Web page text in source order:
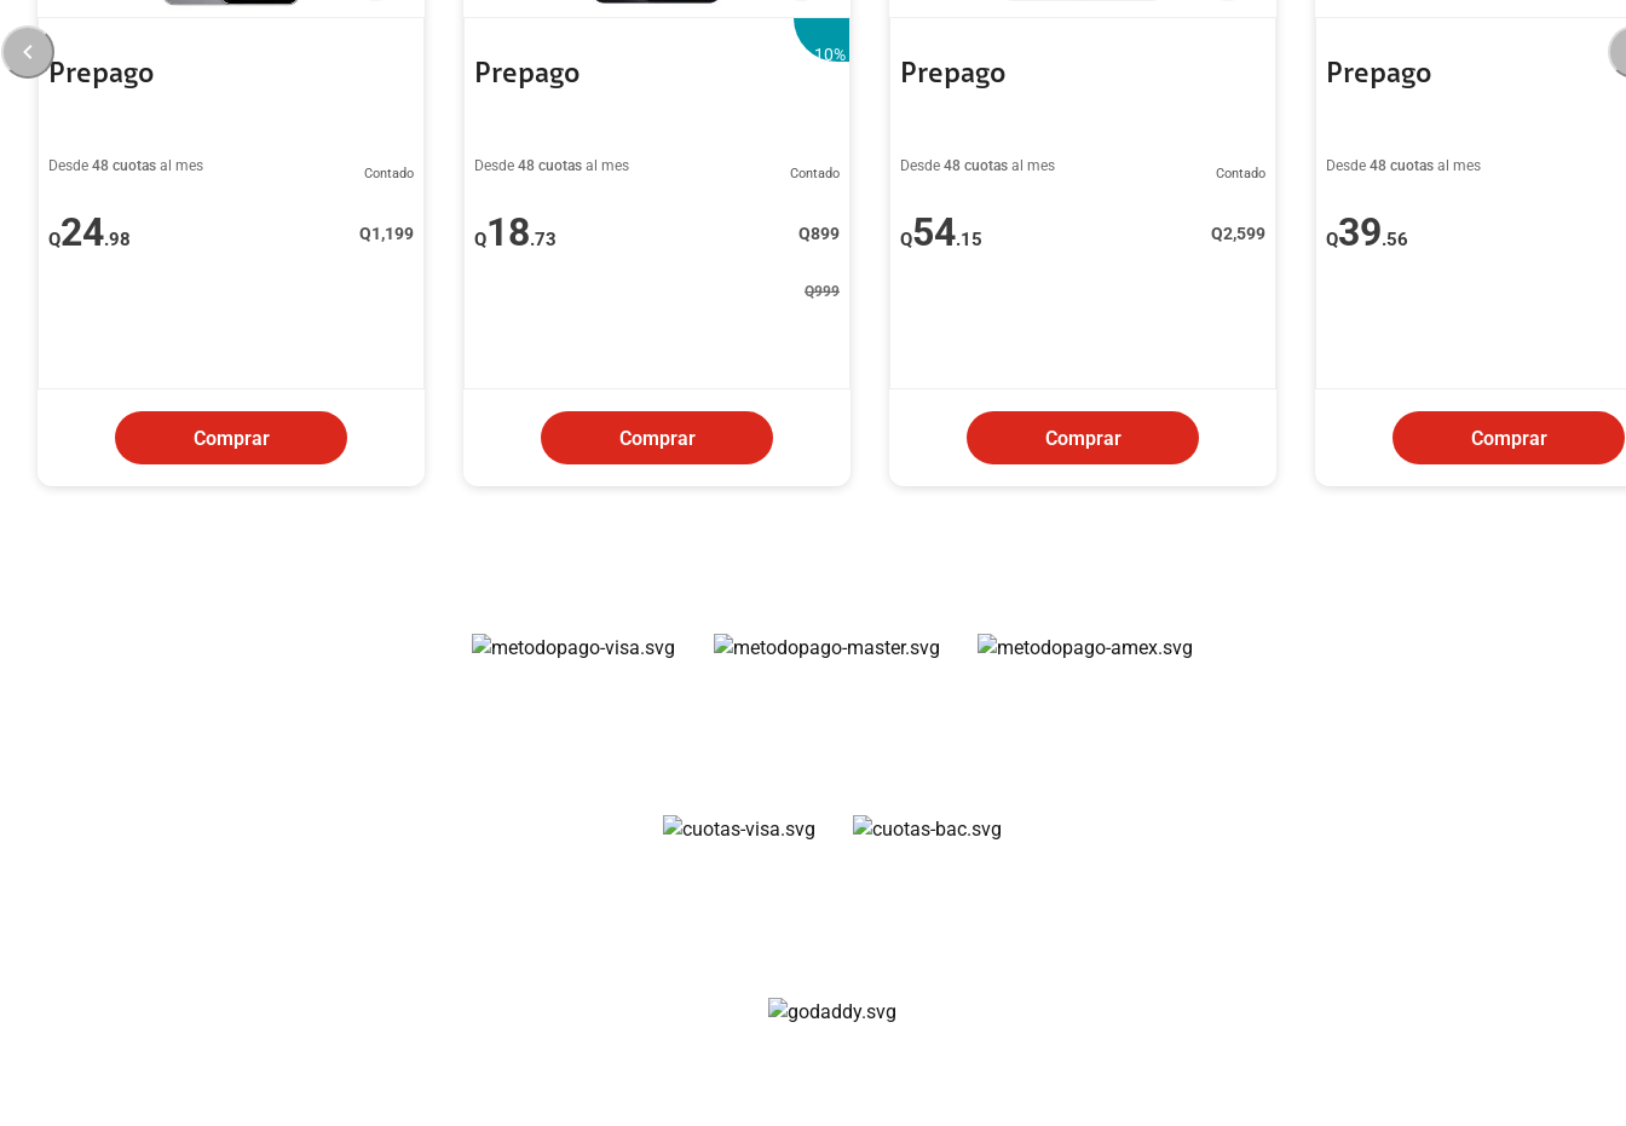
Prepago
Desde 48 cuotas al mes
Q24.98
Contado
Q1,199
Comprar
Prepago
-10%
Desde 48 cuotas al mes
Q18.73
Contado
Q899
Q999
Comprar
Prepago
Desde 48 cuotas al mes
Q54.15
Contado
Q2,599
Comprar
Prepago
Desde 48 cuotas al mes
Q39.56
Comprar